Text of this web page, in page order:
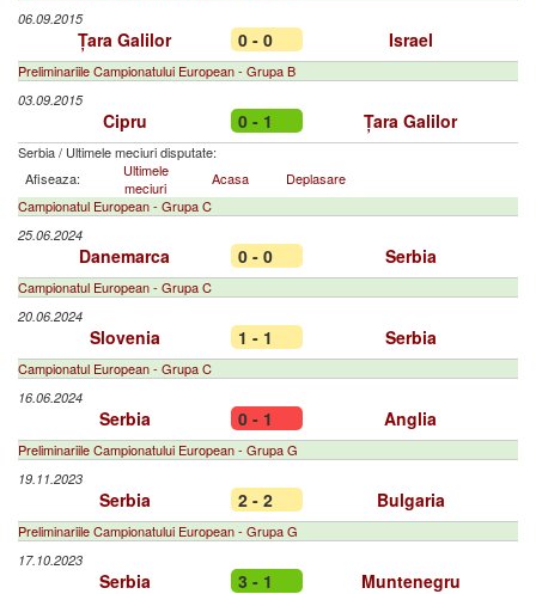
06.09.2015
Țara Galilor 0 - 0 Israel
Preliminariile Campionatului European - Grupa B
03.09.2015
Cipru 0 - 1 Țara Galilor
Serbia/ Ultimele meciuri disputate:
Afiseaza:
Ultimele
meciuri
Acasa
Deplasare
Campionatul European - Grupa C
25.06.2024
Danemarca 0 - 0 Serbia
Campionatul European - Grupa C
20.06.2024
Slovenia 1 - 1 Serbia
Campionatul European - Grupa C
16.06.2024
Serbia 0 - 1 Anglia
Preliminariile Campionatului European - Grupa G
19.11.2023
Serbia 2 - 2 Bulgaria
Preliminariile Campionatului European - Grupa G
17.10.2023
Serbia 3 - 1 Muntenegru